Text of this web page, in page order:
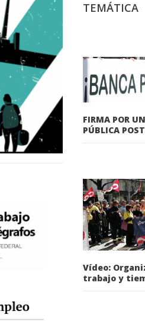
TEMÁTICA
FIRMA POR
PÚBLICA
Vídeo:
trabajo y